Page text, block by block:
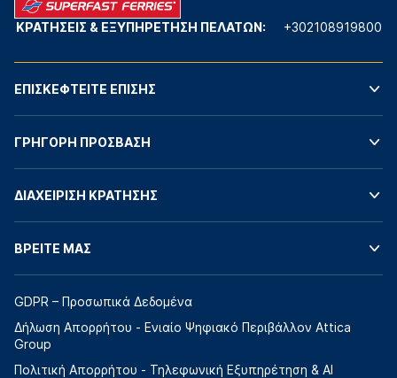
ΚΡΑΤΗΣΕΙΣ & ΕΞΥΠΗΡΕΤΗΣΗ ΠΕΛΑΤΩΝ: +302108919800
ΕΠΙΣΚΕΦΤΕΙΤΕ ΕΠΙΣΗΣ
ΓΡΗΓΟΡΗ ΠΡΟΣΒΑΣΗ
ΔΙΑΧΕΙΡΙΣΗ ΚΡΑΤΗΣΗΣ
ΒΡΕΙΤΕ ΜΑΣ
GDPR – Προσωπικά Δεδομένα
Δήλωση Απορρήτου - Ενιαίο Ψηφιακό Περιβάλλον Attica
Group
Πολιτική Απορρήτου - Τηλεφωνική Εξυπηρέτηση & AI